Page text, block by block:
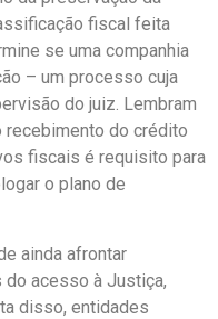
fiscal feita
se uma companhia
– um processo cuja
do juiz. Lembram
recebimento do crédito
fiscais é requisito para
o plano de
ainda afrontar
acesso à Justiça,
disso, entidades